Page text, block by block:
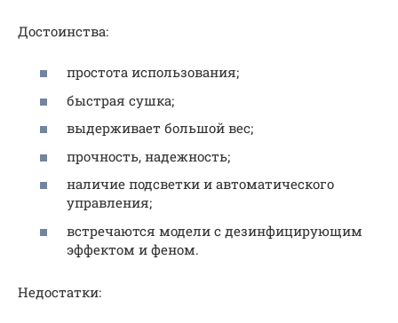
Достоинства:
простота использования;
быстрая сушка;
выдерживает большой вес;
прочность, надежность;
наличие подсветки и автоматического
управления;
встречаются модели с дезинфицирующим
эффектом и феном.
Недостатки: